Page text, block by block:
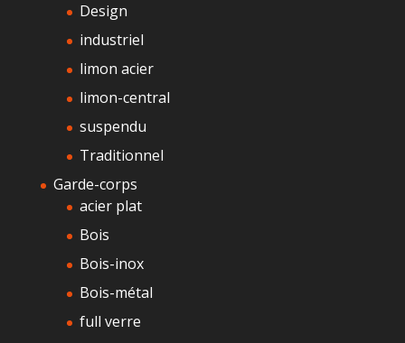
Design
industriel
limon acier
limon-central
suspendu
Traditionnel
Garde-corps
acier plat
Bois
Bois-inox
Bois-métal
full verre